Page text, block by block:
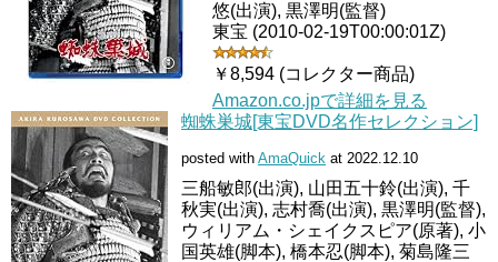
悠(出演), 黒澤明(監督)
東宝 (2010-02-19T00:00:01Z)
￥8,594 (コレクター商品)
Amazon.co.jpで詳細を見る
蜘蛛巣城[東宝DVD名作セレクション]
posted with AmaQuick at 2022.12.10
三船敏郎(出演), 山田五十鈴(出演), 千
秋実(出演), 志村喬(出演), 黒澤明(監督),
ウィリアム・シェイクスピア(原著), 小
国英雄(脚本), 橋本忍(脚本), 菊島隆三